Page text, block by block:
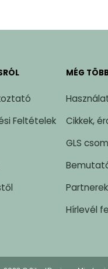
Feltételek
MÉG
Cikkek,
GLS
Hírlevél